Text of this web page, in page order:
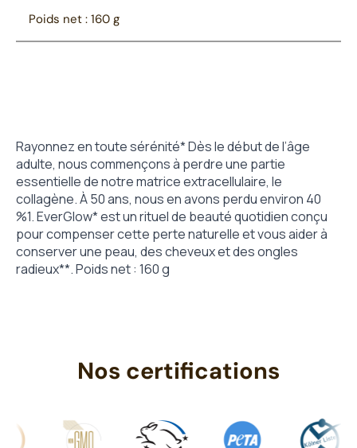
Poids net : 160 g
Rayonnez en toute sérénité* Dès le début de l’âge
adulte, nous commençons à perdre une partie
essentielle de notre matrice extracellulaire, le
collagène. À 50 ans, nous en avons perdu environ 40
%1. EverGlow* est un rituel de beauté quotidien conçu
pour compenser cette perte naturelle et vous aider à
conserver une peau, des cheveux et des ongles
radieux**. Poids net : 160 g
Nos certifications